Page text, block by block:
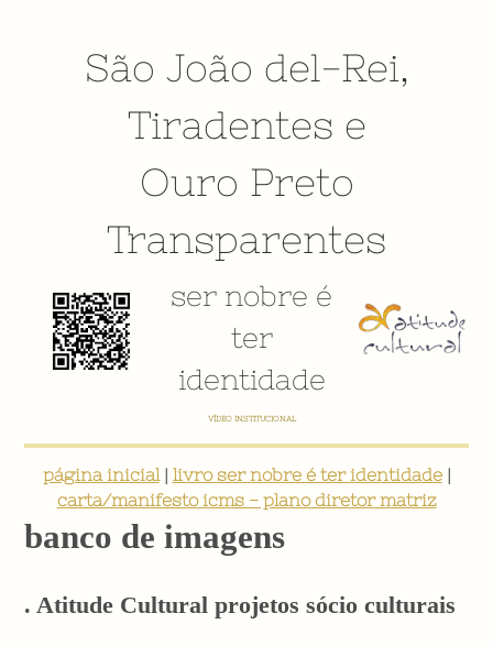
São João del-Rei,
Tiradentes e
Ouro Preto
Transparentes
ser nobre é
ter
identidade
VÍDEO INSTITUCIONAL
página inicial| livro ser nobre é ter identidade|
carta/manifesto icms - plano diretor matriz
banco de imagens
. Atitude Cultural projetos sócio culturais